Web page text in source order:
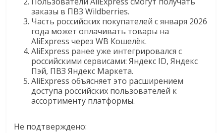
заказы в ПВЗ Wildberries.
Часть российских покупателей с января 2026
года может оплачивать товары на
AliExpress через WB Кошелёк.
AliExpress ранее уже интегрировался с
российскими сервисами: Яндекс ID, Яндекс
Пэй, ПВЗ Яндекс Маркета.
AliExpress объясняет это расширением
доступа российских пользователей к
ассортименту платформы.
Не подтверждено: